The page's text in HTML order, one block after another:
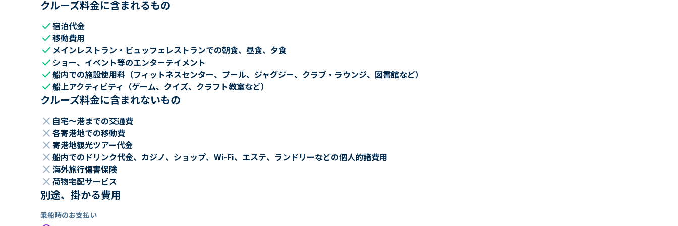
クルーズ料金に含まれるもの
check宿泊代金
check移動費用
check メインレストラン・ビュッフェレストランでの朝食、昼食、夕食
check ショー、イベント等のエンターテイメント
check船内での施設使用料（フィットネスセンター、プール、ジャグジー、クラブ・ラウンジ、図書館など）
check船上アクティビティ（ゲーム、クイズ、クラフト教室など）
クルーズ料金に含まれないもの
close 自宅～港までの交通費
close 各寄港地での移動費
close 寄港地観光ツアー代金
close 船内でのドリンク代金、カジノ、ショップ、Wi-Fi、エステ、ランドリーなどの個人的諸費用
close 海外旅行傷害保険
close 荷物宅配サービス
別途、掛かる費用
乗船時のお支払い